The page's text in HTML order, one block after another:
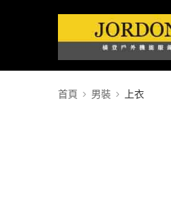
首頁 男裝 上衣